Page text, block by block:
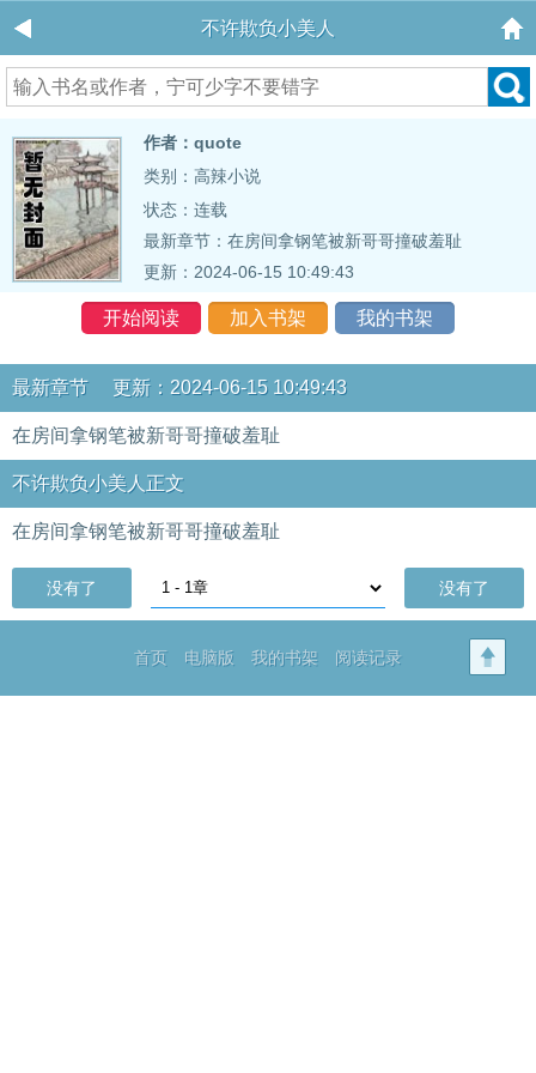
不许欺负小美人
作者：quote
类别：高辣小说
状态：连载
最新章节： 在房间拿钢笔被新哥哥撞破羞耻
更新：2024-06-15 10:49:43
开始阅读 加入书架 我的书架
最新章节 更新：2024-06-15 10:49:43
在房间拿钢笔被新哥哥撞破羞耻
不许欺负小美人正文
在房间拿钢笔被新哥哥撞破羞耻
没有了 没有了
首页 电脑版 我的书架 阅读记录